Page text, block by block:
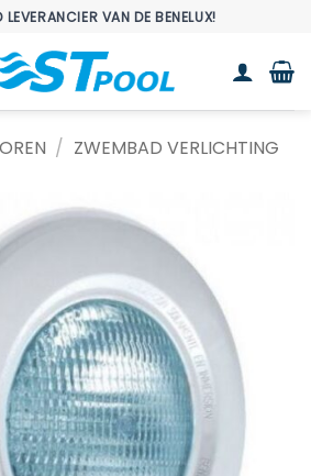
VAN DE BENELUX!
/ ZWEMBAD VERLICHTING